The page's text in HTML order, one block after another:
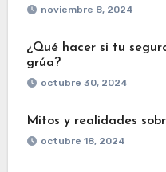
noviembre 8, 2024
¿Qué hacer si tu
grúa?
octubre 30, 2024
Mitos y realidades
octubre 18, 2024